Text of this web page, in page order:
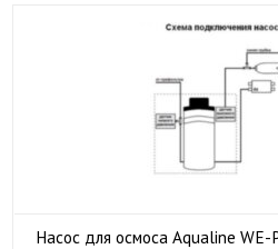
Насос для осмоса Aqualine